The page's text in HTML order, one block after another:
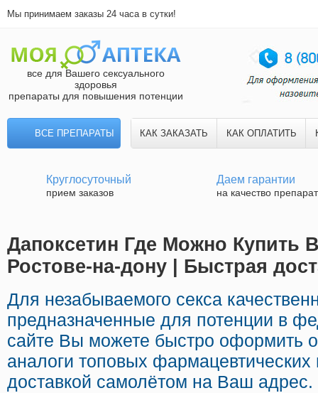
Мы принимаем заказы 24 часа в сутки!
все для Вашего сексуального
здоровья
препараты для повышения потенции
ВСЕ ПРЕПАРАТЫ КАК ЗАКАЗАТЬ КАК ОПЛАТИТЬ
Круглосуточный
прием заказов
Даем гарантии
на качество
Дапоксетин Где Можно Купить
Ростове-на-дону | Быстрая
Для незабываемого секса
предназначенные для потенции в
сайте Вы можете быстро оформить
аналоги топовых фармацевтических
доставкой самолётом на Ваш адрес.